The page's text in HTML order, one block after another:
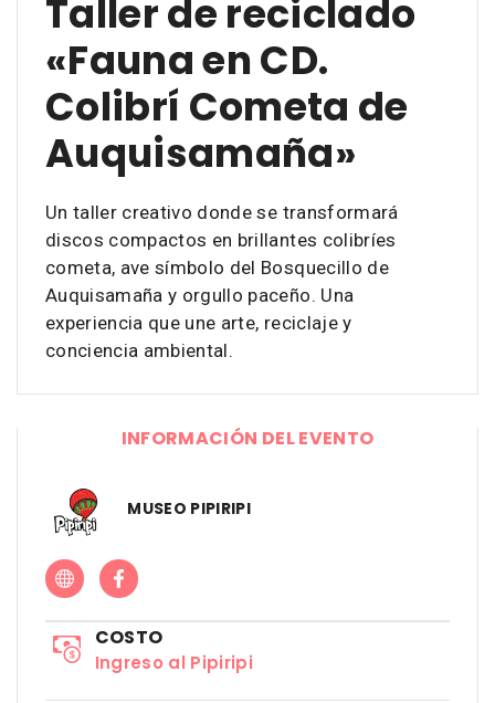
Taller de reciclado
«Fauna en CD.
Colibrí Cometa de
Auquisamaña»
Un taller creativo donde se transformará
discos compactos en brillantes colibríes
cometa, ave símbolo del Bosquecillo de
Auquisamaña y orgullo paceño. Una
experiencia que une arte, reciclaje y
conciencia ambiental.
INFORMACIÓN DEL EVENTO
MUSEO PIPIRIPI
COSTO
Ingreso al Pipiripi